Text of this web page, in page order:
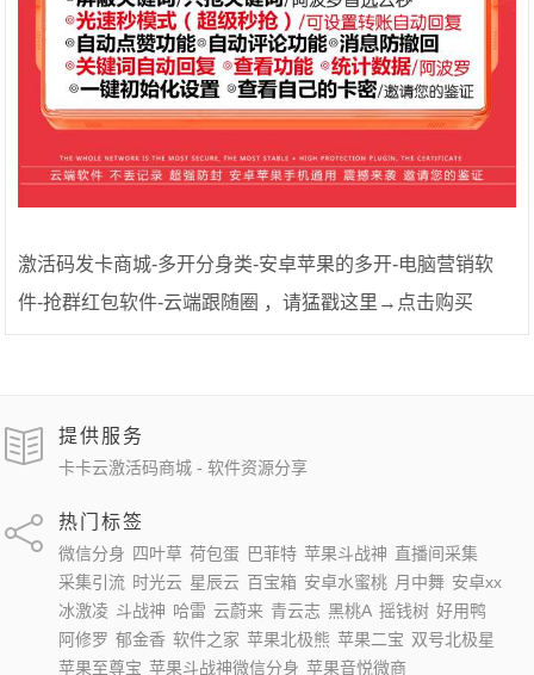
激活码发卡商城-多开分身类-安卓苹果的多开-电脑营销软
件-抢群红包软件-云端跟随圈 ，请猛戳这里→点击购买
提供服务
卡卡云激活码商城 - 软件资源分享
热门标签
微信分身 四叶草 荷包蛋 巴菲特 苹果斗战神 直播间采集
采集引流 时光云 星辰云 百宝箱 安卓水蜜桃 月中舞 安卓xx
冰激凌 斗战神 哈雷 云蔚来 青云志 黑桃A 摇钱树 好用鸭
阿修罗 郁金香 软件之家 苹果北极熊 苹果二宝 双号北极星
苹果至尊宝 苹果斗战神微信分身 苹果音悦微商